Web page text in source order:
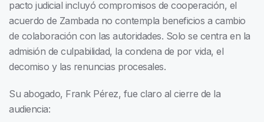
pacto judicial incluyó compromisos de cooperación, el
acuerdo de Zambada no contempla beneficios a cambio
de colaboración con las autoridades. Solo se centra en la
admisión de culpabilidad, la condena de por vida, el
decomiso y las renuncias procesales.
Su abogado, Frank Pérez, fue claro al cierre de la
audiencia: